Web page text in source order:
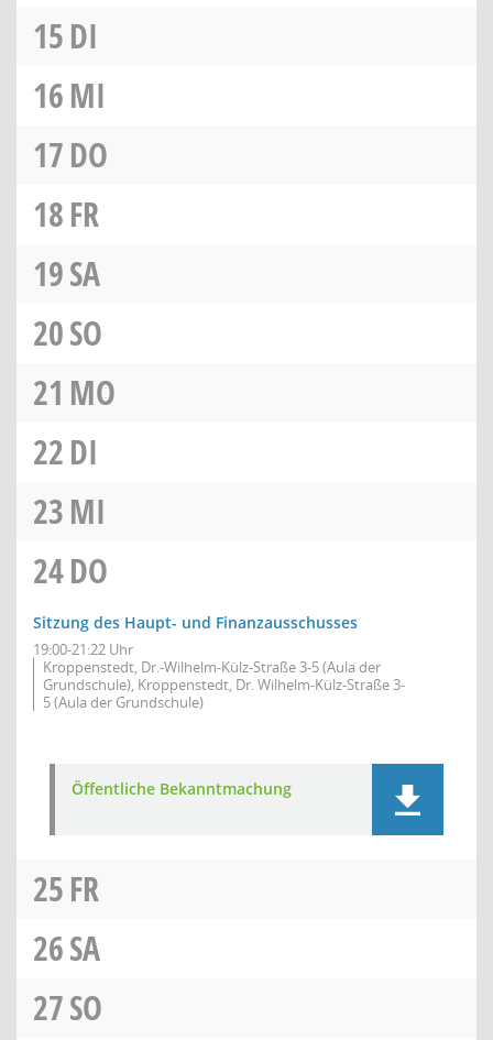
15DI
16MI
17DO
18FR
19SA
20SO
21 MO
22DI
23MI
24DO
Sitzung des Haupt- und Finanzausschusses
19:00-21:22 Uhr
Kroppenstedt, Dr.-Wilhelm-Külz-Straße 3-5 (Aula der
Grundschule), Kroppenstedt, Dr. Wilhelm-Külz-Straße 3-
5 (Aula der Grundschule)
Öffentliche Bekanntmachung
25FR
26SA
27SO